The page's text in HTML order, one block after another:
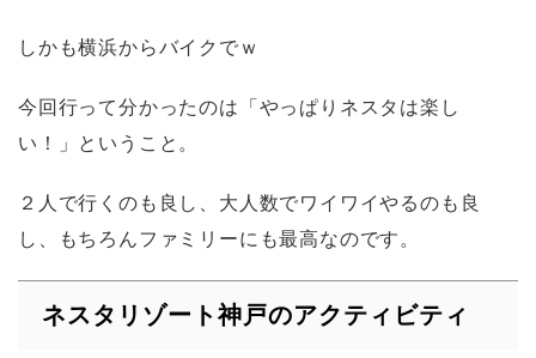
しかも横浜からバイクでｗ
今回行って分かったのは「やっぱりネスタは楽し
い！」ということ。
２人で行くのも良し、大人数でワイワイやるのも良
し、もちろんファミリーにも最高なのです。
ネスタリゾート神戸のアクティビティ